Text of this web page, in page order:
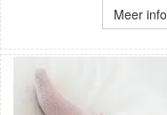
Meer info